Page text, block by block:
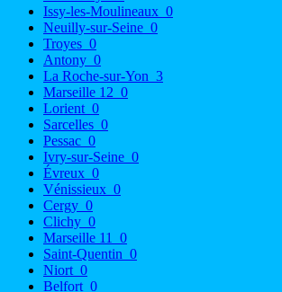
Issy-les-Moulineaux 0
Neuilly-sur-Seine 0
Troyes 0
Antony 0
La Roche-sur-Yon 3
Marseille 12 0
Lorient 0
Sarcelles 0
Pessac 0
Ivry-sur-Seine 0
Évreux 0
Vénissieux 0
Cergy 0
Clichy 0
Marseille 11
0
Saint-Quentin 0
Niort 0
Belfort 0